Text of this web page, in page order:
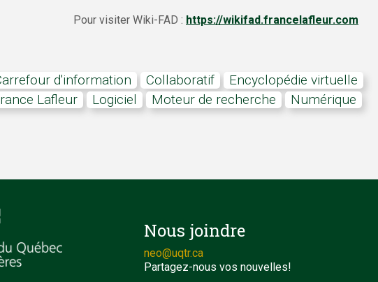
Pour visiter Wiki-FAD : https://wikifad.francelafleur.com
carrefour d'information collaboratif
encyclopédie virtuelle
France Lafleur logiciel moteur de recherche
numérique
Nous joindre
neo@uqtr.ca
Partagez-nous vos nouvelles!